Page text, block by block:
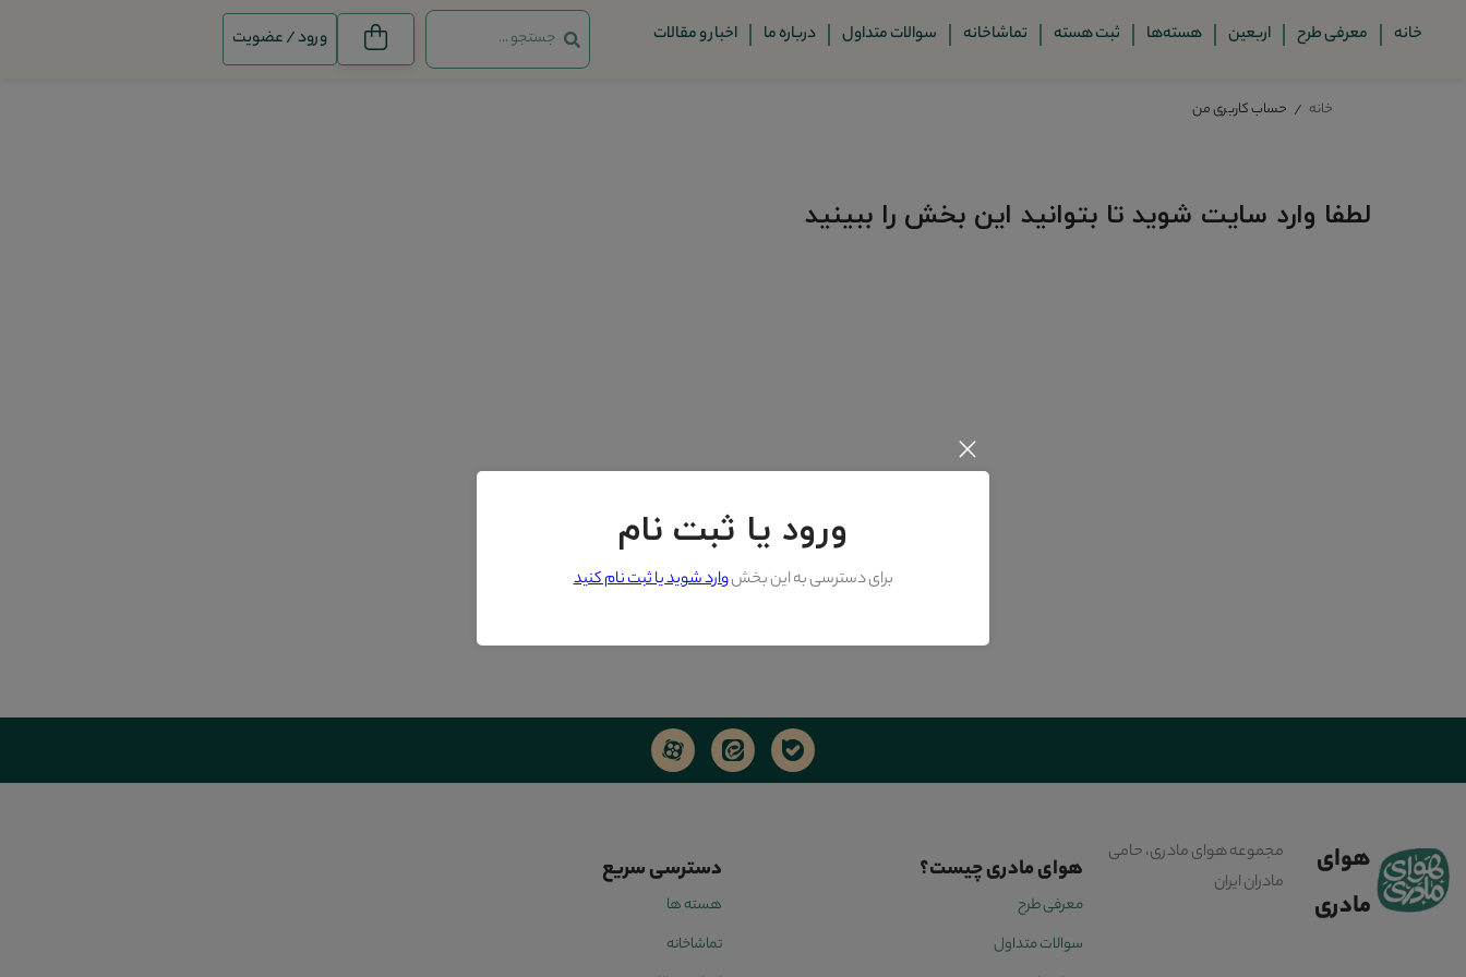
خانه معرفی طرح اربعین هسته‌ها ثبت هسته تماشاخانه سوالات متداول درباره ما اخبار و مقالات ورود / عضویت
خانه حساب کاربری من
لطفا وارد سایت شوید تا بتوانید این بخش را ببینید
هوای
مادری
مجموعه هوای مادری، حامی
مادران ایران
هوای مادری چیست؟
معرفی طرح
سوالات متداول
دسترسی سریع
هسته ها
تماشاخانه
ورود یا ثبت نام
برای دسترسی به این بخشوارد شوید یا ثبت نام کنید